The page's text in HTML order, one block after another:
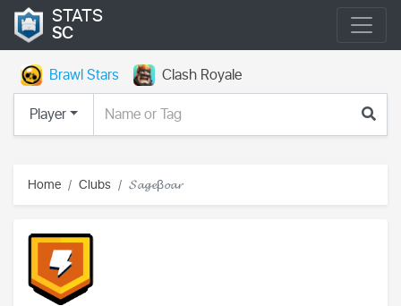
STATS
SC
Brawl Stars
Clash Royale
Player
Home Clubs 𝓢𝓪𝓰𝓮β𝓸𝓪𝓻